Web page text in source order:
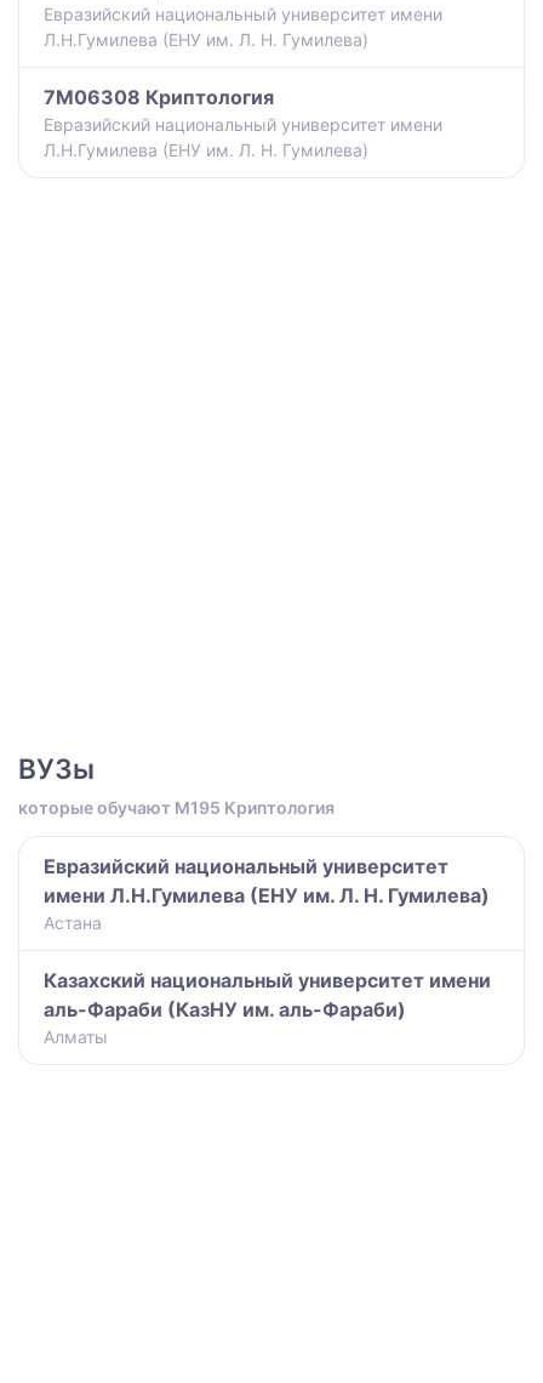
Евразийский национальный университет имени
Л.Н.Гумилева (ЕНУ им. Л. Н. Гумилева)
7M06308 Криптология
Евразийский национальный университет имени
Л.Н.Гумилева (ЕНУ им. Л. Н. Гумилева)
ВУЗы
которые обучают M195 Криптология
Евразийский национальный университет
имени Л.Н.Гумилева (ЕНУ им. Л. Н. Гумилева)
Астана
Казахский национальный университет имени
аль-Фараби (КазНУ им. аль-Фараби)
Алматы